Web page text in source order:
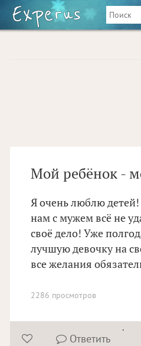
Мой ребёнок -
Я очень люблю детей!
нам с мужем всё не
своё дело! Уже
лучшую девочку на
все желания
2286 просмотров
  Ответить
.